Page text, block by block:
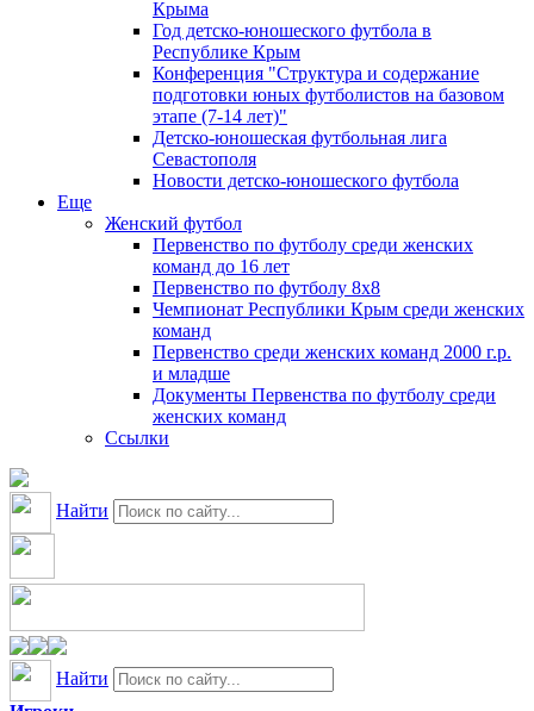
Крыма
Год детско-юношеского футбола в
Республике Крым
Конференция "Структура и содержание
подготовки юных футболистов на базовом
этапе (7-14 лет)"
Детско-юношеская футбольная лига
Севастополя
Новости детско-юношеского футбола
Еще
Женский футбол
Первенство по футболу среди женских
команд до 16 лет
Первенство по футболу 8х8
Чемпионат Республики Крым среди женских
команд
Первенство среди женских команд 2000 г.р.
и младше
Документы Первенства по футболу среди
женских команд
Ссылки
Найти
Найти